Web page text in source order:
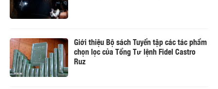
Giới thiệu Bộ sách Tuyển tập các tác phẩm
chọn lọc của Tổng Tư lệnh Fidel Castro
Ruz